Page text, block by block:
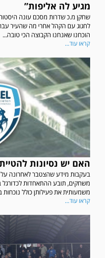
מגיע לה אליפות”
שחקן מ.כ שדרות מסכם עונה
לחגוג עם הקהל אחרי מה שהעיר
הוכחנו שאנחנו הקבוצה הכי טובה...
קראו עוד...
האם יש נסיונות
בעקבות מידע שהצטבר לאחרונה על
משחקים, תובע ההתאחדות לכדורגל
משמעותית את פעילותן כולל
קראו עוד...